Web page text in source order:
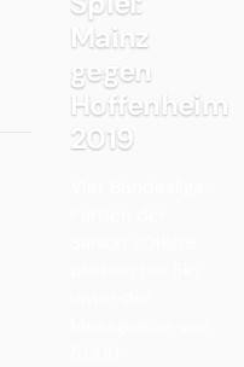
Mainz
gegen
Hoffenheim
2019